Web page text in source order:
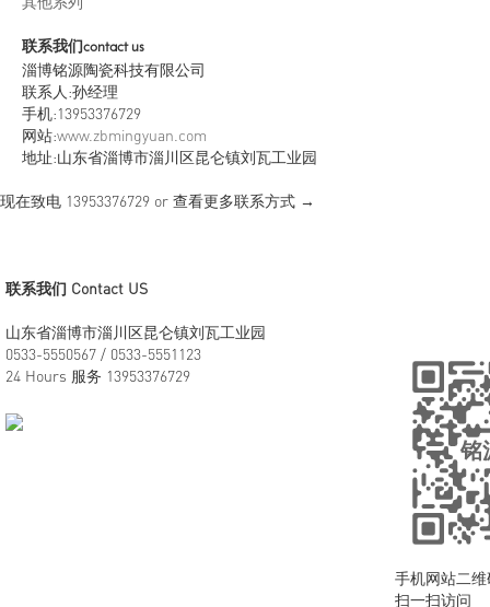
其他系列
联系我们contact us
淄博铭源陶瓷科技有限公司
联系人:孙经理
手机:13953376729
网站:www.zbmingyuan.com
地址:山东省淄博市淄川区昆仑镇刘瓦工业园
现在致电 13953376729 or 查看更多联系方式 →
联系我们 Contact US
山东省淄博市淄川区昆仑镇刘瓦工业园
0533-5550567 / 0533-5551123
24 Hours 服务 13953376729
手机网站二维
扫一扫访问